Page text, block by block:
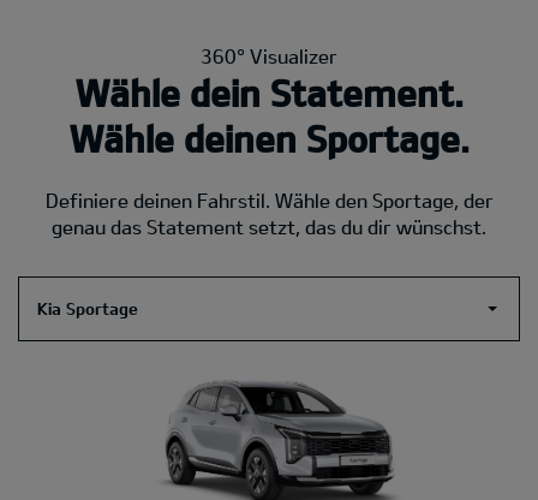
360° Visualizer
Wähle dein Statement.
Wähle deinen Sportage.
Definiere deinen Fahrstil. Wähle den Sportage, der
genau das Statement setzt, das du dir wünschst.
Kia Sportage